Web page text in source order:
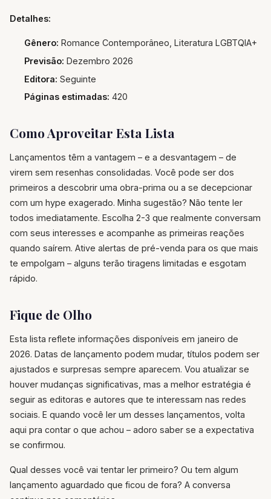
Detalhes:
Gênero: Romance Contemporâneo, Literatura LGBTQIA+
Previsão: Dezembro 2026
Editora: Seguinte
Páginas estimadas: 420
Como Aproveitar Esta Lista
Lançamentos têm a vantagem – e a desvantagem – de
virem sem resenhas consolidadas. Você pode ser dos
primeiros a descobrir uma obra-prima ou a se decepcionar
com um hype exagerado. Minha sugestão? Não tente ler
todos imediatamente. Escolha 2-3 que realmente conversam
com seus interesses e acompanhe as primeiras reações
quando saírem. Ative alertas de pré-venda para os que mais
te empolgam – alguns terão tiragens limitadas e esgotam
rápido.
Fique de Olho
Esta lista reflete informações disponíveis em janeiro de
2026. Datas de lançamento podem mudar, títulos podem ser
ajustados e surpresas sempre aparecem. Vou atualizar se
houver mudanças significativas, mas a melhor estratégia é
seguir as editoras e autores que te interessam nas redes
sociais. E quando você ler um desses lançamentos, volta
aqui pra contar o que achou – adoro saber se a expectativa
se confirmou.
Qual desses você vai tentar ler primeiro? Ou tem algum
lançamento aguardado que ficou de fora? A conversa